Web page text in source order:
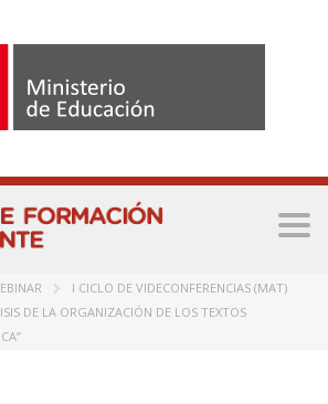
I CICLO DE VIDECONFERENCIAS (MAT)
DE LA ORGANIZACIÓN DE LOS TEXTOS